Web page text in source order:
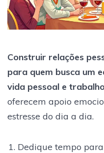
Construir relações
para quem busca um
vida pessoal e
oferecem apoio
estresse do dia a dia.
Dedique tempo